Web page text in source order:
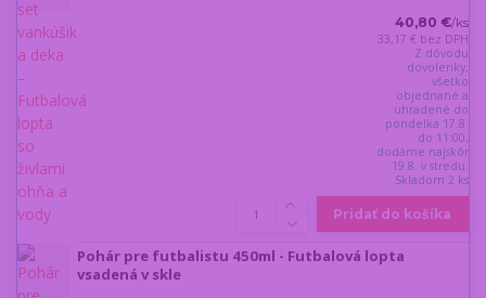
40,80 €/ks
33,17 € bez DPH
Z dôvodu
dovolenky,
všetko
objednané a
uhradené do
pondelka 17.8.
do 11:00,
dodáme najskôr
19.8. v stredu.
Skladom 2 ks
Pridať do košíka
Pohár pre futbalistu 450ml - Futbalová lopta
vsadená v skle